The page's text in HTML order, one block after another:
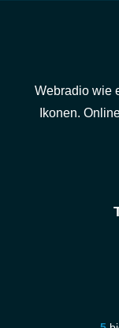
Webradio wie
Ikonen.